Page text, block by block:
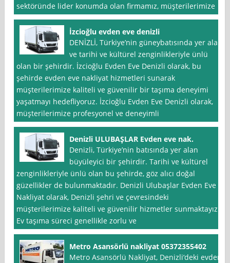
sektöründe lider konumda olan firmamız, müşterilerimize
İzcioğlu evden eve denizli
DENİZLİ, Türkiye’nin güneybatısında yer alan
ve tarihi ve kültürel zenginlikleriyle ünlü
olan bir şehirdir. İzcioğlu Evden Eve Denizli olarak, bu
şehirde evden eve nakliyat hizmetleri sunarak
müşterilerimize kaliteli ve güvenilir bir taşıma deneyimi
yaşatmayı hedefliyoruz. İzcioğlu Evden Eve Denizli olarak,
müşterilerimize profesyonel ve deneyimli
Denizli ULUBAŞLAR Evden eve nak.
Denizli, Türkiye’nin batısında yer alan
büyüleyici bir şehirdir. Tarihi ve kültürel
zenginlikleriyle ünlü olan bu şehirde, göz alıcı doğal
güzellikler de bulunmaktadır. Denizli Ulubaşlar Evden Eve
Nakliyat olarak, Denizli şehri ve çevresindeki
müşterilerimize kaliteli ve güvenilir hizmetler sunmaktayız.
Ev taşıma süreci genellikle zorlu ve
Metro Asansörlü nakliyat 05372355402
Metro Asansörlü Nakliyat, Denizli‘deki evden